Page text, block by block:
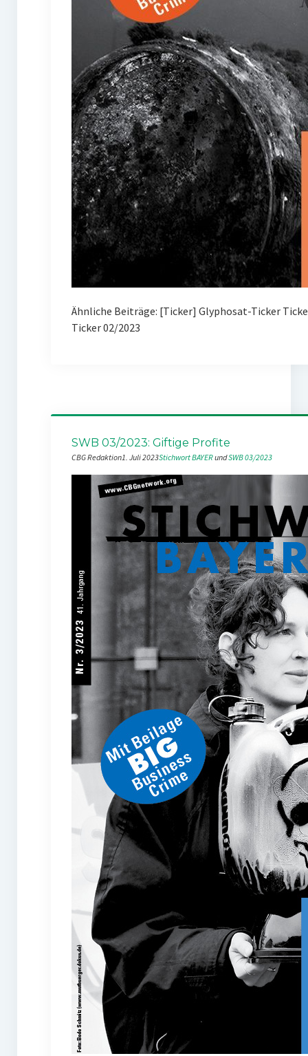
Ähnliche Beiträge: [Ticker] Glyphosat-Ticker
Ticker 02/2023
SWB 03/2023: Giftige Profite
CBG Redaktion1. Juli 2023Stichwort BAYER und SWB 03/2023